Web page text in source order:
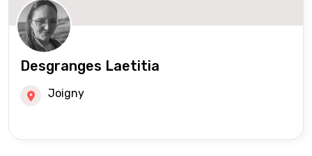
réseau Iad France et Iad Deutschland Inter agence
Desgranges Laetitia
Joigny